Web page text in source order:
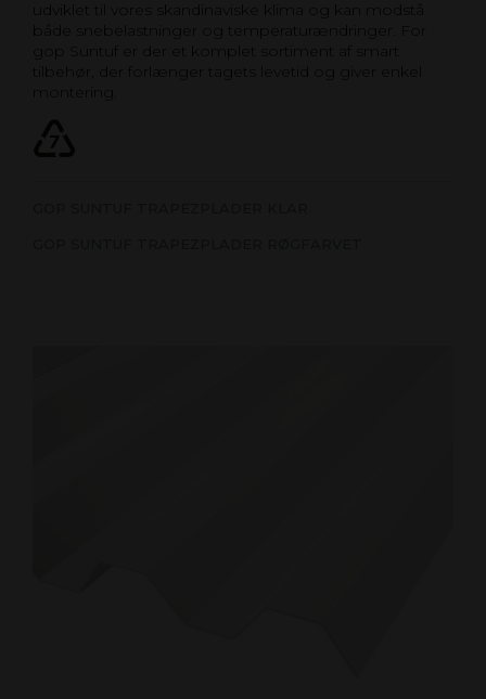
udviklet til vores skandinaviske klima og kan modstå
både snebelastninger og temperaturændringer. For
gop Suntuf er der et komplet sortiment af smart
tilbehør, der forlænger tagets levetid og giver enkel
montering.